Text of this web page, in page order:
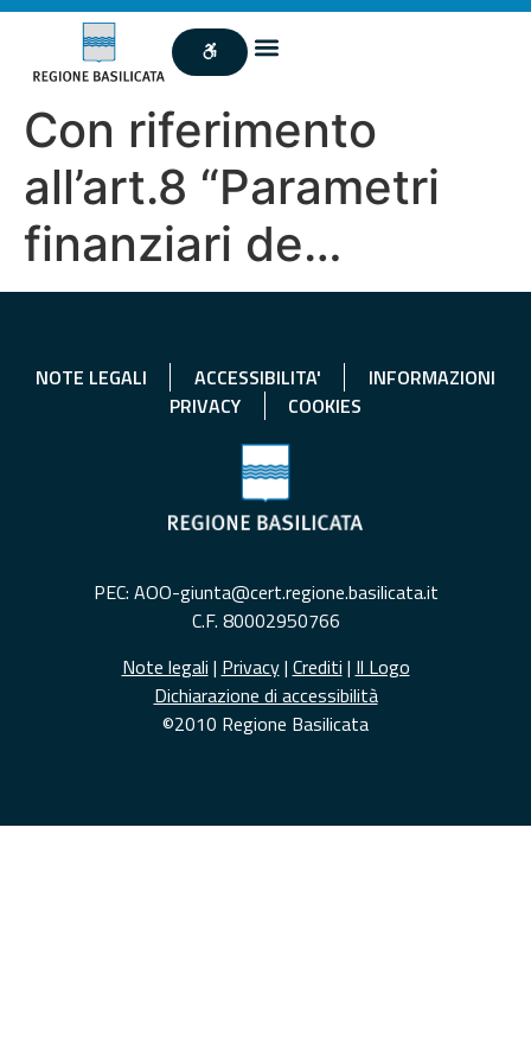
Con riferimento
all’art.8 “Parametri
finanziari de…
NOTE LEGALI ACCESSIBILITA'
INFORMAZIONI
PRIVACY
COOKIES
PEC: AOO-giunta@cert.regione.basilicata.it
C.F. 80002950766
Note legali | Privacy| Crediti | Il Logo
Dichiarazione di accessibilità
©2010 Regione Basilicata